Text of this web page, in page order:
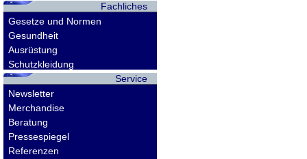
Fachliches
Gesetze und Normen
Gesundheit
Ausrüstung
Schutzkleidung
Service
Newsletter
Merchandise
Beratung
Pressespiegel
Referenzen